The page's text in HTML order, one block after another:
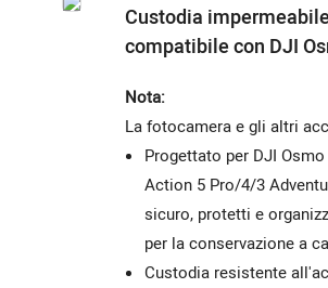
Custodia
compatibile con DJI
Nota:
La fotocamera e gli altri
Progettato per DJI
Action 5 Pro/4/3
sicuro, protetti e
per la conservazione a
Custodia resistente